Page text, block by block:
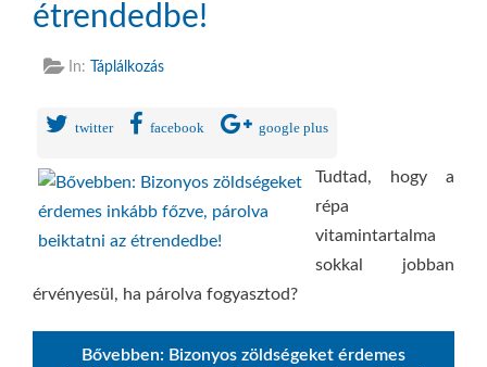
étrendedbe!
In: Táplálkozás
twitter facebook google plus
Tudtad, hogy a
répa
vitamintartalma
sokkal jobban
érvényesül, ha párolva fogyasztod?
Bővebben: Bizonyos zöldségeket érdemes